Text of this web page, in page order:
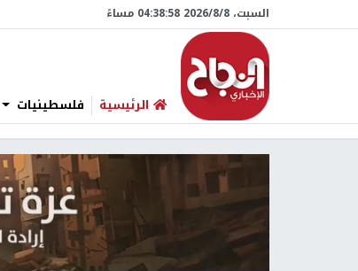
السبت، 8/‏8/‏2026 04:38:59 مساءً
الرئيسية فلسطينيات